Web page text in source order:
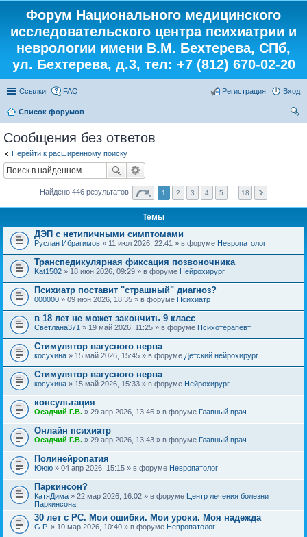
Форум Национального медицинского
исследовательского центра психиатрии и
неврологии имени В.М. Бехтерева, СПб,
ул. Бехтерева, д.3, тел: +7 (812) 670-02-20
Ссылки FAQ Вход
Регистрация
Список форумов
Сообщения без ответов
Перейти к расширенному поиску
Найдено 446 результатов 1 2 3 4 5 18
Темы
ДЭП с нетипичными симптомами
Руслан Ибрагимов » 11 июл 2026, 22:41 » в форуме Невропатолог
Транспедикулярная фиксация позвоночника
Kat1502 » 18 июн 2026, 09:29 » в форуме Нейрохирург
Психиатр поставит "страшный" диагноз?
000000 » 09 июн 2026, 18:35 » в форуме Психиатр
в 18 лет не может закончить 9 класс
Светлана371 » 19 май 2026, 11:25 » в форуме Психотерапевт
Стимулятор вагусного нерва
косухина » 15 май 2026, 15:45 » в форуме Детский нейрохирург
Стимулятор вагусного нерва
косухина » 15 май 2026, 15:33 » в форуме Нейрохирург
консультация
Осадчий Г.В. » 29 апр 2026, 13:46 » в форуме Главный врач
Онлайн психиатр
Осадчий Г.В. » 29 апр 2026, 13:43 » в форуме Главный врач
Полинейропатия
Ююю » 04 апр 2026, 15:15 » в форуме Невропатолог
Паркинсон?
КатяДима » 22 мар 2026, 16:02 » в форуме Центр лечения болезни
Паркинсона
30 лет с РС. Мои ошибки. Мои уроки. Моя надежда
G.P. » 10 мар 2026, 10:40 » в форуме Невропатолог